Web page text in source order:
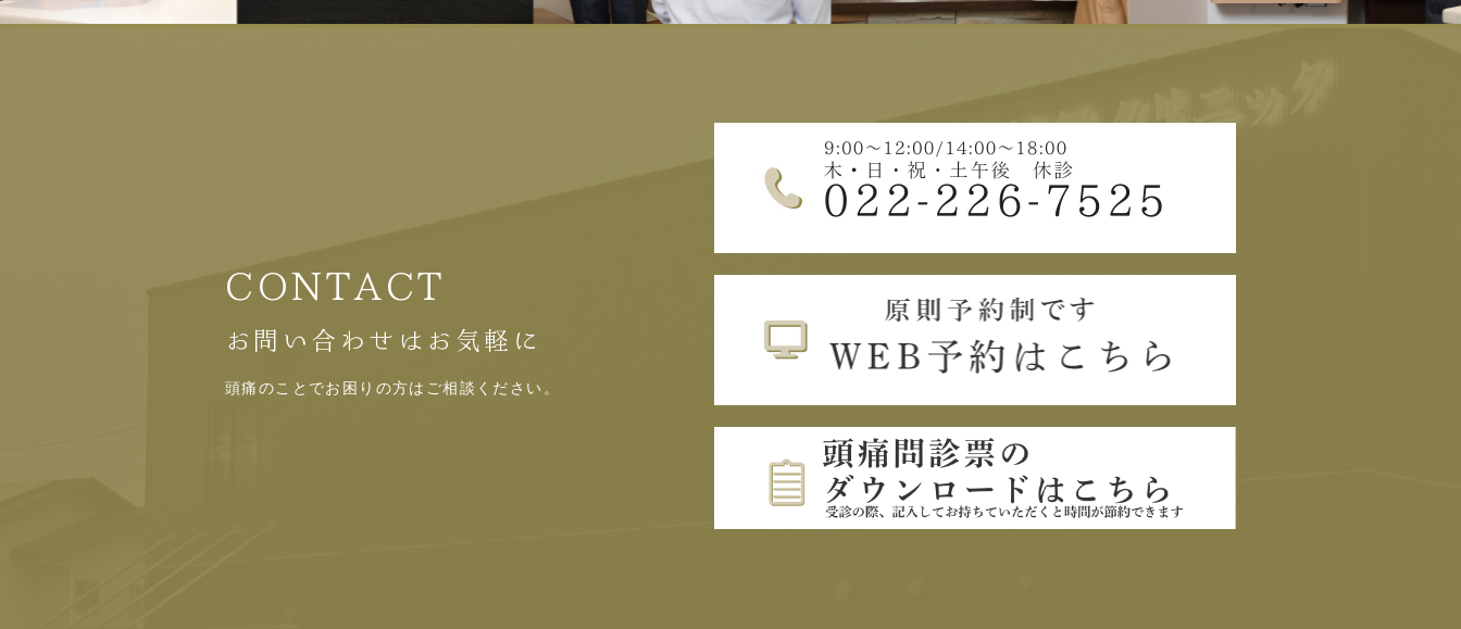
CONTACT
お問い合わせはお気軽に
頭痛のことでお困りの方はご相談ください。